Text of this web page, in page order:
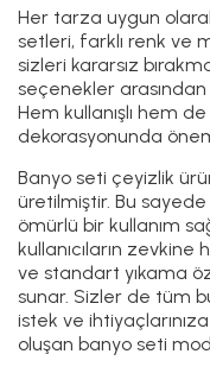
Her tarza uygun
setleri, farklı renk ve
sizleri kararsız
seçenekler arasından
Hem kullanışlı hem
dekorasyonunda
Banyo seti çeyizlik
üretilmiştir. Bu
ömürlü bir kullanım
kullanıcıların
ve standart yıkama
sunar. Sizler de tüm
istek ve
oluşan banyo seti